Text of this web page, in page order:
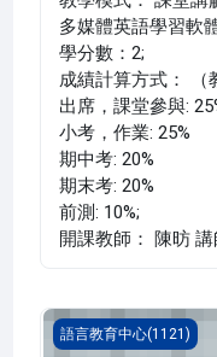
多媒體英語學習軟
學分數：2;
成績計算方式： （
出席，課堂參與:
小考，作業: 25%
期中考: 20%
期末考: 20%
前測: 10%;
開課教師： 陳昉
英文 一
語言教育中心(1121)